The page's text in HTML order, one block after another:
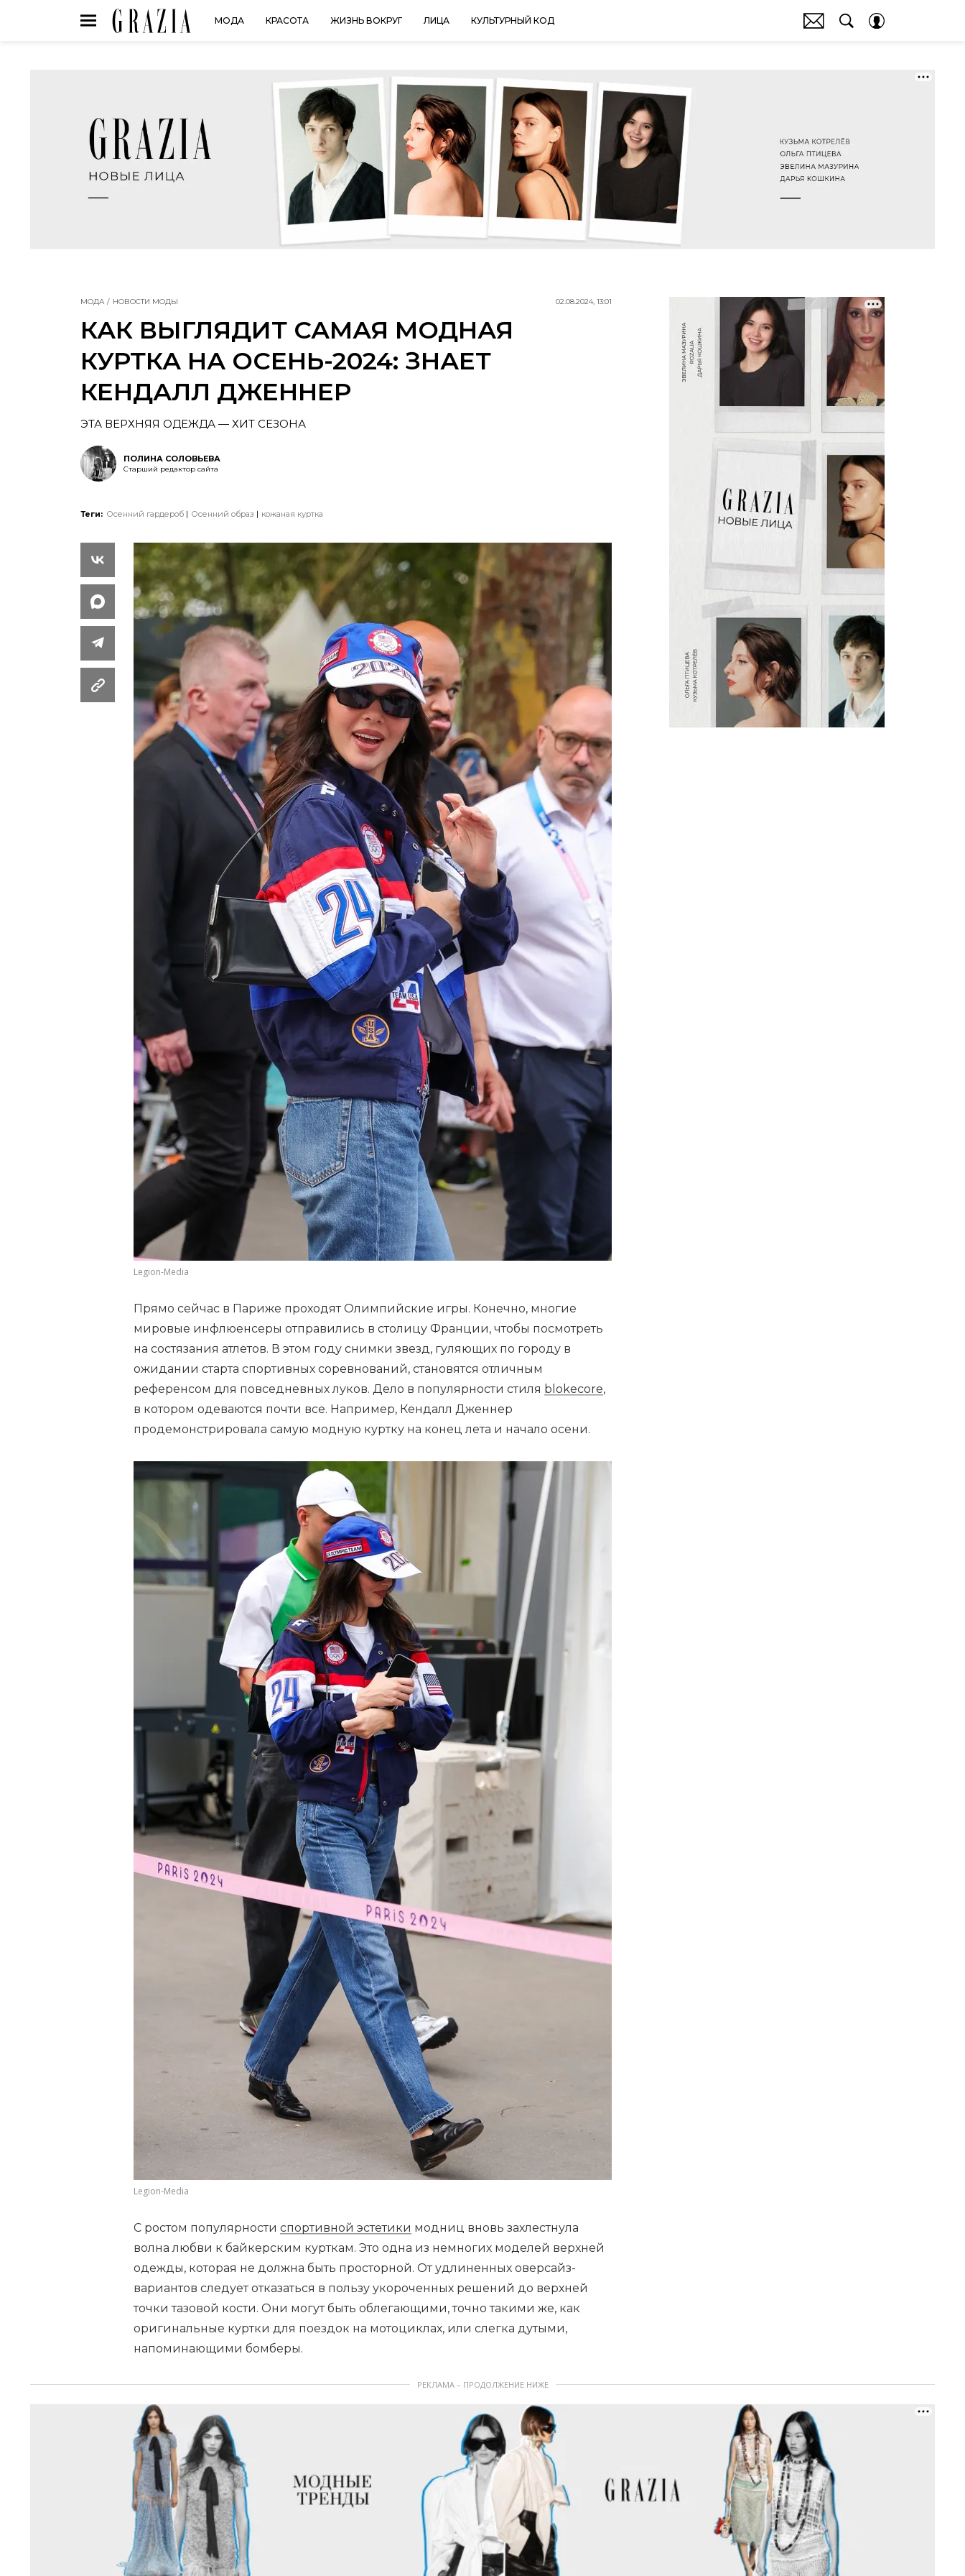
МОДА КРАСОТА ЖИЗНЬ ВОКРУГ ЛИЦА КУЛЬТУРНЫЙ КОД
МОДА НОВОСТИ МОДЫ 02.08.2024, 13:01
КАК ВЫГЛЯДИТ САМАЯ МОДНАЯ
КУРТКА НА ОСЕНЬ-2024: ЗНАЕТ
КЕНДАЛЛ ДЖЕННЕР
ЭТА ВЕРХНЯЯ ОДЕЖДА — ХИТ СЕЗОНА
ПОЛИНА СОЛОВЬЕВА
Старший редактор сайта
Теги: Осенний гардероб Осенний образ кожаная куртка
Legion-Media
Прямо сейчас в Париже проходят Олимпийские игры. Конечно, многие
мировые инфлюенсеры отправились в столицу Франции, чтобы посмотреть
на состязания атлетов. В этом году снимки звезд, гуляющих по городу в
ожидании старта спортивных соревнований, становятся отличным
референсом для повседневных луков. Дело в популярности стиля blokecore,
в котором одеваются почти все. Например, Кендалл Дженнер
продемонстрировала самую модную куртку на конец лета и начало осени.
Legion-Media
С ростом популярности спортивной эстетики модниц вновь захлестнула
волна любви к байкерским курткам. Это одна из немногих моделей верхней
одежды, которая не должна быть просторной. От удлиненных оверсайз-
вариантов следует отказаться в пользу укороченных решений до верхней
точки тазовой кости. Они могут быть облегающими, точно такими же, как
оригинальные куртки для поездок на мотоциклах, или слегка дутыми,
напоминающими бомберы.
РЕКЛАМА – ПРОДОЛЖЕНИЕ НИЖЕ